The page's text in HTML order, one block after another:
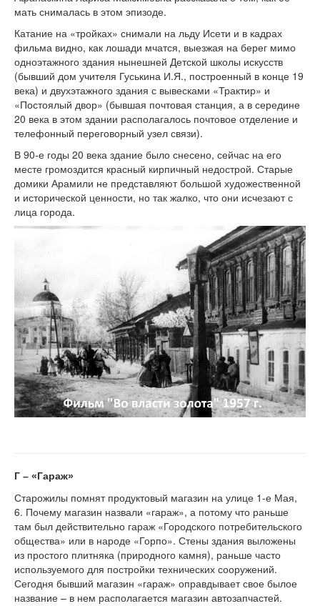
мать снималась в этом эпизоде.
Катание на «тройках» снимали на льду Исети и в кадрах
фильма видно, как лошади мчатся, выезжая на берег мимо
одноэтажного здания нынешней Детской школы искусств
(бывший дом учителя Гуськина И.Я., построенный в конце 19
века) и двухэтажного здания с вывесками «Трактир» и
«Постоялый двор» (бывшая почтовая станция, а в середине
20 века в этом здании располагалось почтовое отделение и
телефонный переговорный узел связи).
В 90-е годы 20 века здание было снесено, сейчас на его
месте громоздится красный кирпичный недострой. Старые
домики Арамили не представляют большой художественной
и исторической ценности, но так жалко, что они исчезают с
лица города.
Г – «Гараж»
Старожилы помнят продуктовый магазин на улице 1-е Мая,
6. Почему магазин назвали «гараж», а потому что раньше
там был действительно гараж «Городского потребительского
общества» или в народе «Горпо». Стены здания выложены
из простого плитняка (природного камня), раньше часто
используемого для постройки технических сооружений.
Сегодня бывший магазин «гараж» оправдывает свое былое
название – в нем располагается магазин автозапчастей.